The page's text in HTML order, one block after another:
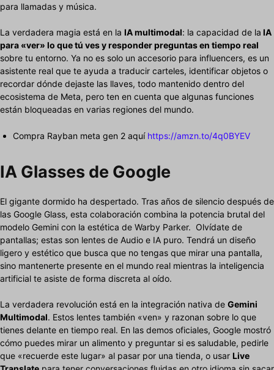
para llamadas y música.
La verdadera magia está en la IA multimodal: la capacidad de la IA
para «ver» lo que tú ves y responder preguntas en tiempo real
sobre tu entorno. Ya no es solo un accesorio para influencers, es un
asistente real que te ayuda a traducir carteles, identificar objetos o
recordar dónde dejaste las llaves, todo mantenido dentro del
ecosistema de Meta, pero ten en cuenta que algunas funciones
están bloqueadas en varias regiones del mundo.
Compra Rayban meta gen 2 aquí https://amzn.to/4q0BYEV
IA Glasses de Google
El gigante dormido ha despertado. Tras años de silencio después de
las Google Glass, esta colaboración combina la potencia brutal del
modelo Gemini con la estética de Warby Parker. Olvídate de
pantallas; estas son lentes de Audio e IA puro. Tendrá un diseño
ligero y estético que busca que no tengas que mirar una pantalla,
sino mantenerte presente en el mundo real mientras la inteligencia
artificial te asiste de forma discreta al oído.
La verdadera revolución está en la integración nativa de Gemini
Multimodal. Estos lentes también «ven» y razonan sobre lo que
tienes delante en tiempo real. En las demos oficiales, Google mostró
cómo puedes mirar un alimento y preguntar si es saludable, pedirle
que «recuerde este lugar» al pasar por una tienda, o usar Live